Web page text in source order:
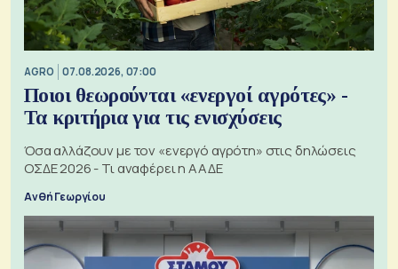
AGRO 07.08.2026, 07:00
Ποιοι θεωρούνται «ενεργοί αγρότες» -
Τα κριτήρια για τις ενισχύσεις
Όσα αλλάζουν με τον «ενεργό αγρότη» στις δηλώσεις
ΟΣΔΕ 2026 - Τι αναφέρει η ΑΑΔΕ
Ανθή Γεωργίου